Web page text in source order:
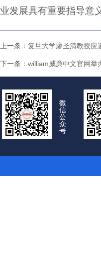
业发展具有重要指导意
上一条： 复旦大学廖圣清教授应
下一条： william威廉中文官网举
微
信
公
众
号